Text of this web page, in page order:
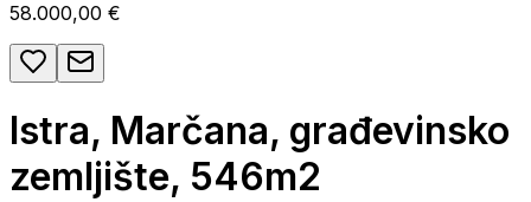
58.000,00 €
Istra, Marčana, građevinsko
zemljište, 546m2